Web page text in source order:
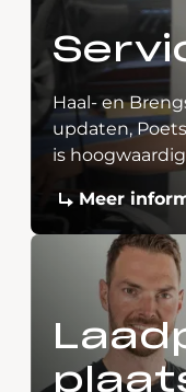
Haal- en
updaten,
is
Meer